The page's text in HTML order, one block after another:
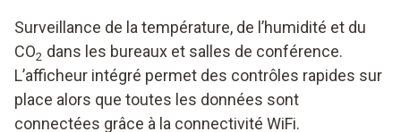
Surveillance de la température, de l’humidité et du
CO2 dans les bureaux et salles de conférence.
L’afficheur intégré permet des contrôles rapides sur
place alors que toutes les données sont
connectées grâce à la connectivité WiFi.